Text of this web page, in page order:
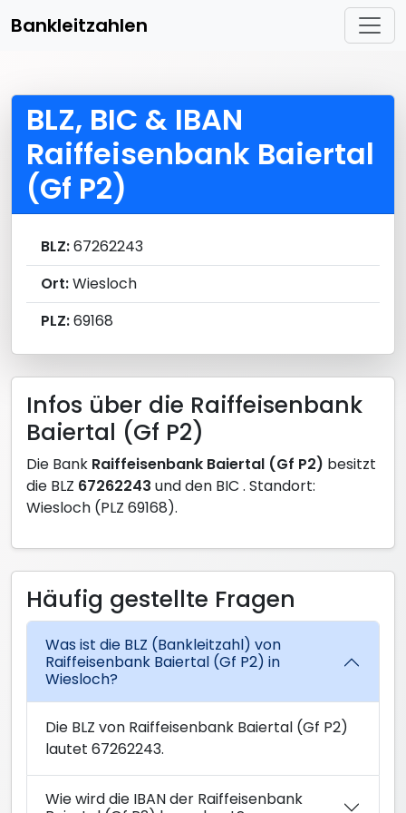
Bankleitzahlen
BLZ, BIC & IBAN
Raiffeisenbank Baiertal
(Gf P2)
BLZ:67262243
Ort:Wiesloch
PLZ:69168
Infos über die Raiffeisenbank
Baiertal (Gf P2)
Die Bank Raiffeisenbank Baiertal (Gf P2) besitzt
die BLZ 67262243 und den BIC . Standort:
Wiesloch (PLZ 69168).
Häufig gestellte Fragen
Was ist die BLZ (Bankleitzahl) von
Raiffeisenbank Baiertal (Gf P2) in
Wiesloch?
Die BLZ von Raiffeisenbank Baiertal (Gf P2)
lautet 67262243.
Wie wird die IBAN der Raiffeisenbank